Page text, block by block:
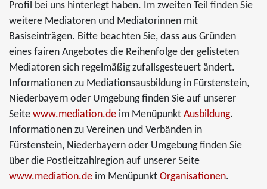
Profil bei uns hinterlegt haben. Im zweiten Teil finden Sie
weitere Mediatoren und Mediatorinnen mit
Basiseinträgen. Bitte beachten Sie, dass aus Gründen
eines fairen Angebotes die Reihenfolge der gelisteten
Mediatoren sich regelmäßig zufallsgesteuert ändert.
Informationen zu Mediationsausbildung in Fürstenstein,
Niederbayern oder Umgebung finden Sie auf unserer
Seite www.mediation.de im Menüpunkt Ausbildung.
Informationen zu Vereinen und Verbänden in
Fürstenstein, Niederbayern oder Umgebung finden Sie
über die Postleitzahlregion auf unserer Seite
www.mediation.de im Menüpunkt Organisationen.